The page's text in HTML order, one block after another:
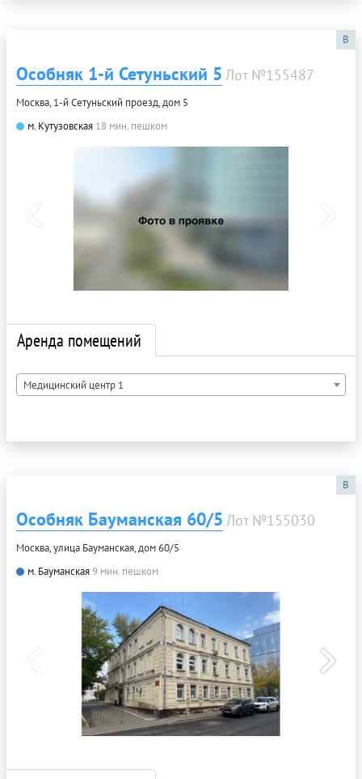
B
Особняк 1-й Сетуньский 5 Лот №155487
Москва, 1-й Сетуньский проезд, дом 5
м. Кутузовская 18 мин. пешком
Аренда помещений
Медицинский центр 1
B
Особняк Бауманская 60/5 Лот №155030
Москва, улица Бауманская, дом 60/5
м. Бауманская9 мин. пешком